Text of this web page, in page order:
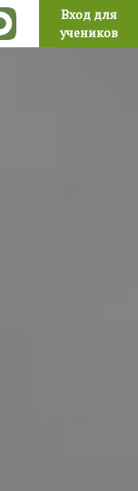
Вход для
учеников